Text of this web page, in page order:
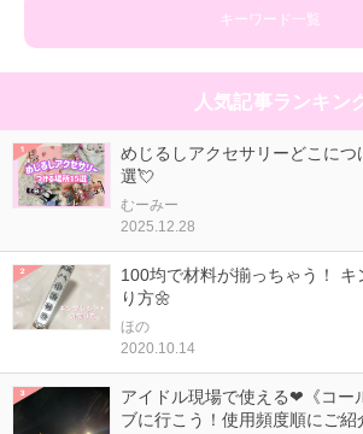
キーワード一覧
人気記事ランキン
めじるしアクセサリーどこに
選💘
むーみー
2025.12.28
100均で材料が揃っちゃう！
り方🌼
ほの
2020.10.14
アイドル現場で使える❤《コー
ブに行こう！使用頻度順にご紹